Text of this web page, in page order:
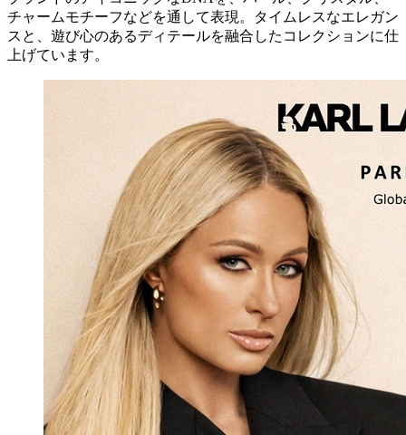
チャームモチーフなどを通して表現。タイムレスなエレガン
スと、遊び心のあるディテールを融合したコレクションに仕
上げています。